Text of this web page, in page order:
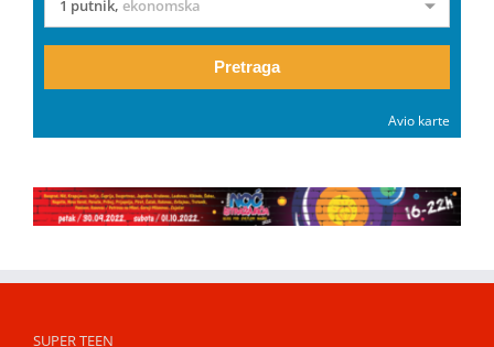
1 putnik, ekonomska
Pretraga
Avio karte
SUPER TEEN